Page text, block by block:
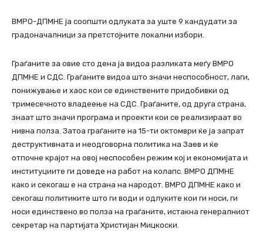
ВМРО-ДПМНЕ ја соопшти одлуката за уште 9 кандудати за
градоначалници за претстојните локални избори.
Граѓаните за овие сто дена ја видоа разликата меѓу ВМРО
ДПМНЕ и СДС. Граѓаните видоа што значи неспособност, лаги,
понижување и хаос кои се единствените придобивки од
тримесечното владеење на СДС. Граѓаните, од друга страна,
знаат што значи програма и проекти кои се реализираат во
нивна полза. Затоа граѓаните на 15-ти октомври ќе ја запрат
деструктивната и неодговорна политика на Заев и ќе
отпочне крајот на овој неспособен режим кој и економијата и
институциите ги доведе на работ на колапс. ВМРО ДПМНЕ
како и секогаш е на страна на народот. ВМРО ДПМНЕ како и
секогаш политиките што ги води и одлуките кои ги носи, ги
носи единствено во полза на граѓаните, истакна генералниот
секретар на партијата Христијан Мицкоски.